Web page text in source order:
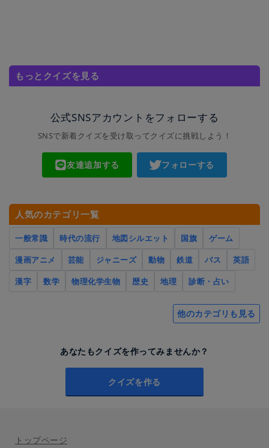
もっとクイズを見る
公式SNSアカウントをフォローする
SNSで新着クイズを受け取ってクイズに挑戦しよう！
友達追加する フォローする
人気のカテゴリ一覧
一般常識 時代の流行 地図シルエット 国旗
ゲーム
漫画アニメ
芸能 ジャニーズ 動物 鉄道 バス
英語
漢字
数学 物理化学生物 歴史 地理 診断・占い
他のカテゴリも見る
あなたもクイズを作ってみませんか？
クイズを作る
トップページ